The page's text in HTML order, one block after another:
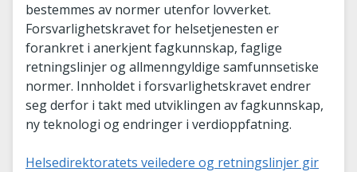
bestemmes av normer utenfor lovverket.
Forsvarlighetskravet for helsetjenesten er
forankret i anerkjent fagkunnskap, faglige
retningslinjer og allmenngyldige samfunnsetiske
normer. Innholdet i forsvarlighetskravet endrer
seg derfor i takt med utviklingen av fagkunnskap,
ny teknologi og endringer i verdioppfatning.
Helsedirektoratets veiledere og retningslinjer gir